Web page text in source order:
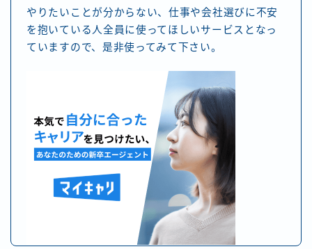
やりたいことが分からない、仕事や会社選びに不安
を抱いている人全員に使ってほしいサービスとなっ
ていますので、是非使ってみて下さい。